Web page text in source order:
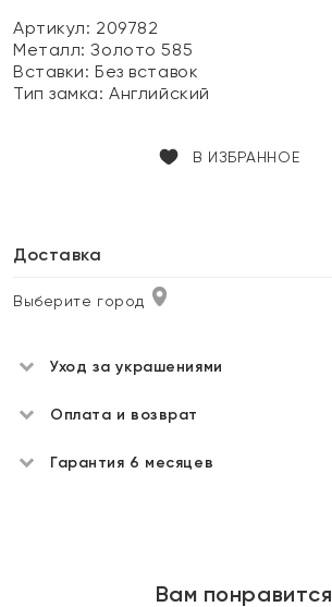
Артикул: 209782
Металл:Золото 585
Вставки:Без вставок
Тип замка:Английский
В ИЗБРАННОЕ
Доставка
Выберите город
Уход за украшениями
Оплата и возврат
Гарантия 6 месяцев
Вам понравится